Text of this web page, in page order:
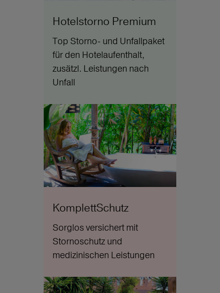
Hotelstorno Premium
Top Storno- und Unfallpaket
für den Hotelaufenthalt,
zusätzl. Leistungen nach
Unfall
KomplettSchutz
Sorglos versichert mit
Stornoschutz und
medizinischen Leistungen